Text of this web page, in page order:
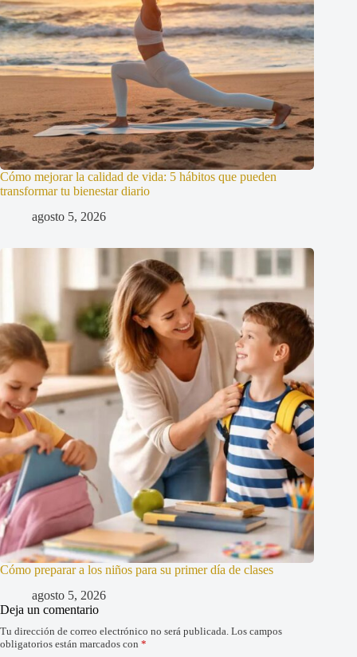
Cómo mejorar la calidad de vida: 5 hábitos que pueden
transformar tu bienestar diario
agosto 5, 2026
Cómo preparar a los niños para su primer día de clases
agosto 5, 2026
Deja un comentario
Tu dirección de correo electrónico no será publicada. Los campos
obligatorios están marcados con *